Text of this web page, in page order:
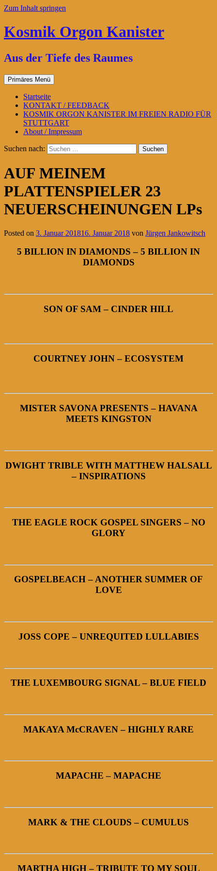
Zum Inhalt springen
Kosmik Orgon Kanister
Aus der Tiefe des Raumes
Primäres Menü
Startseite
KONTAKT / FEEDBACK
KOSMIK ORGON KANISTER IM FREIEN RADIO FÜR
STUTTGART
About / Impressum
Suchen nach:
AUF MEINEM
PLATTENSPIELER 23
NEUERSCHEINUNGEN LPs
Posted on 3. Januar 201816. Januar 2018 von Jürgen Jankowitsch
5 BILLION IN DIAMONDS – 5 BILLION IN
DIAMONDS
SON OF SAM – CINDER HILL
COURTNEY JOHN – ECOSYSTEM
MISTER SAVONA PRESENTS – HAVANA
MEETS KINGSTON
DWIGHT TRIBLE WITH MATTHEW HALSALL
– INSPIRATIONS
THE EAGLE ROCK GOSPEL SINGERS – NO
GLORY
GOSPELBEACH – ANOTHER SUMMER OF
LOVE
JOSS COPE – UNREQUITED LULLABIES
THE LUXEMBOURG SIGNAL – BLUE FIELD
MAKAYA McCRAVEN – HIGHLY RARE
MAPACHE – MAPACHE
MARK & THE CLOUDS – CUMULUS
MARTHA HIGH – TRIBUTE TO MY SOUL